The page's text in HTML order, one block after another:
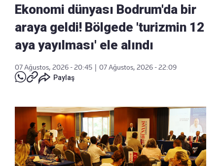
Ekonomi dünyası Bodrum'da bir
araya geldi! Bölgede 'turizmin 12
aya yayılması' ele alındı
07 Ağustos, 2026 - 20:45
07 Ağustos, 2026 - 22:09
Paylaş